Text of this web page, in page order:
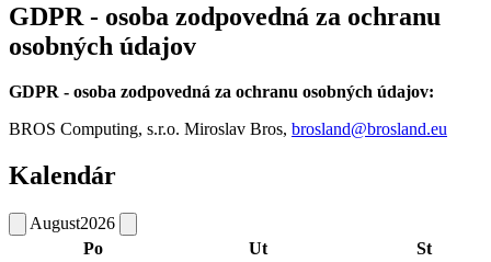
GDPR - osoba zodpovedná za ochranu
osobných údajov
GDPR - osoba zodpovedná za ochranu osobných údajov:
BROS Computing, s.r.o. Miroslav Bros, brosland@brosland.eu
Kalendár
August2026
Po
Ut
St